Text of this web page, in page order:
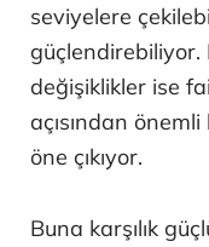
seviyelere
güçlendirebiliyor.
değişiklikler ise
açısından
öne çıkıyor.
Buna karşılık